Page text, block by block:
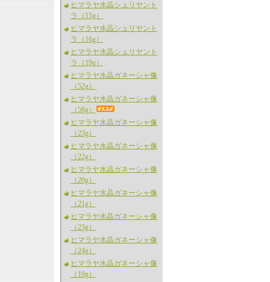
ヒマラヤ水晶シュリヤント
ラ（15g）
ヒマラヤ水晶シュリヤント
ラ（16g）
ヒマラヤ水晶シュリヤント
ラ（19g）
ヒマラヤ水晶ガネーシャ像
（52g）
ヒマラヤ水晶ガネーシャ像
（56g）
ヒマラヤ水晶ガネーシャ像
（23g）
ヒマラヤ水晶ガネーシャ像
（22g）
ヒマラヤ水晶ガネーシャ像
（20g）
ヒマラヤ水晶ガネーシャ像
（21g）
ヒマラヤ水晶ガネーシャ像
（23g）
ヒマラヤ水晶ガネーシャ像
（24g）
ヒマラヤ水晶ガネーシャ像
（19g）